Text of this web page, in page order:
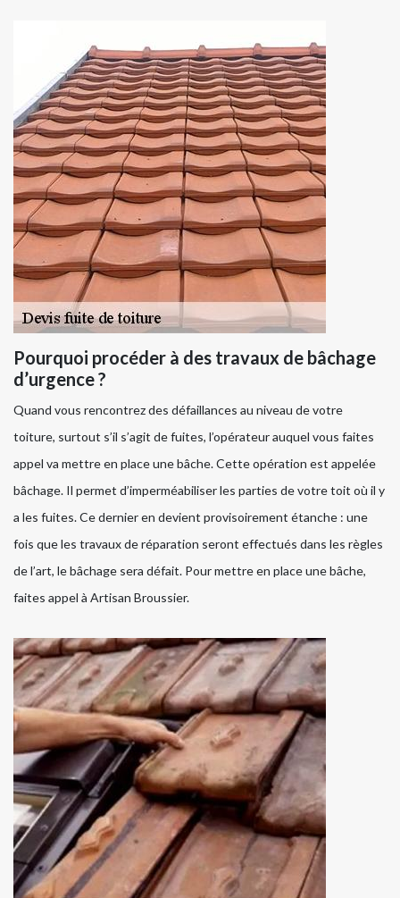
Pourquoi procéder à des travaux de bâchage
d’urgence ?
Quand vous rencontrez des défaillances au niveau de votre
toiture, surtout s’il s’agit de fuites, l’opérateur auquel vous faites
appel va mettre en place une bâche. Cette opération est appelée
bâchage. Il permet d’imperméabiliser les parties de votre toit où il y
a les fuites. Ce dernier en devient provisoirement étanche : une
fois que les travaux de réparation seront effectués dans les règles
de l’art, le bâchage sera défait. Pour mettre en place une bâche,
faites appel à Artisan Broussier.